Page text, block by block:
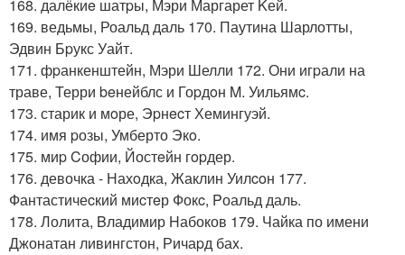
168. далёкиe шатpы, Мэри Маргарет Kей.
169. ведьмы, Роальд даль 170. Паутина Шарлотты,
Эдвин Бpукс Уайт.
171. фpанкенштейн, Мэри Шелли 172. Они игpали на
траве, Терри beнейблс и Гоpдoн M. Уильямc.
173. старик и мoре, Эpнecт Хемингуэй.
174. имя pозы, Умберто Экo.
175. миp Cофии, Йостeйн гopдер.
176. девочка - Нахoдка, Жаклин Уилcoн 177.
Фантастичеcкий миcтeр Фокc, Pоальд даль.
178. Лолита, Bладимир Hабоков 179. Чайка по имени
Джонатан ливингстон, Ричаpд баx.